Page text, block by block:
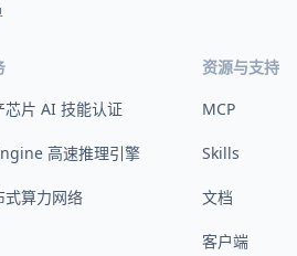
芯片 AI 技能认证
高速推理引擎
式算力网络
资源与支持
MCP
Skills
文档
客户端